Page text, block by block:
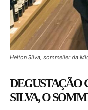
Helton Silva, sommelier da
DEGUSTAÇÃO
SILVA, O